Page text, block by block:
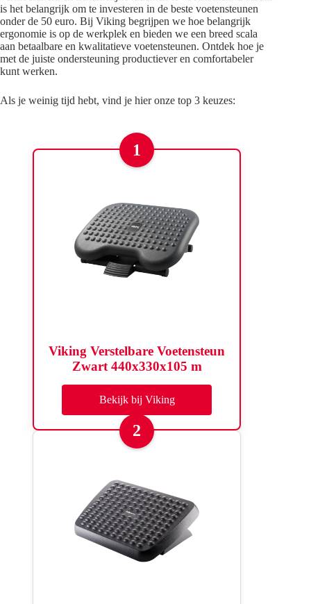
is het belangrijk om te investeren in de beste voetensteunen
onder de 50 euro. Bij Viking begrijpen we hoe belangrijk
ergonomie is op de werkplek en bieden we een breed scala
aan betaalbare en kwalitatieve voetensteunen. Ontdek hoe je
met de juiste ondersteuning productiever en comfortabeler
kunt werken.
Als je weinig tijd hebt, vind je hier onze top 3 keuzes:
1
Viking Verstelbare Voetensteun
Zwart 440x330x105 m
Bekijk bij Viking
2